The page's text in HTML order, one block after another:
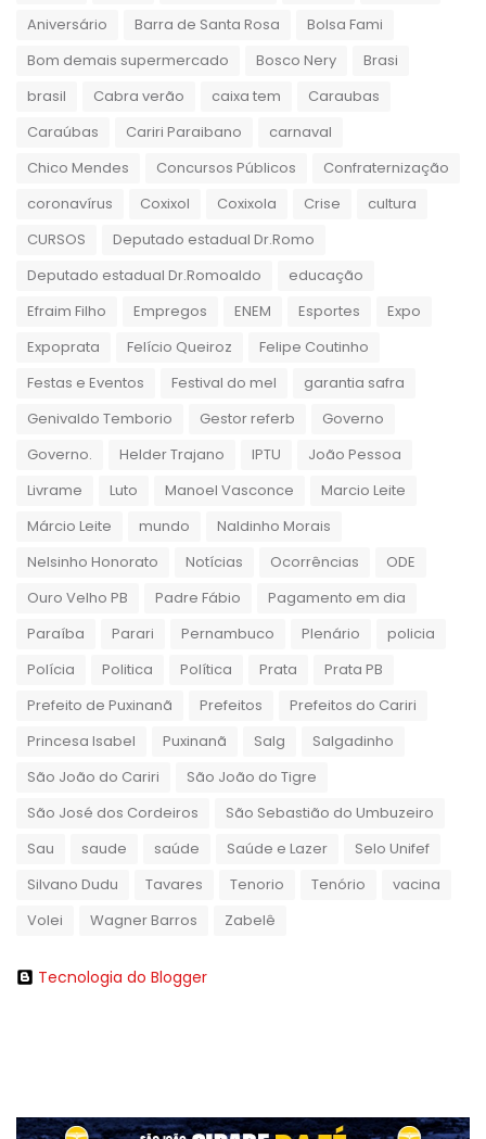
Aniversário
Barra de Santa Rosa
Bolsa Fami
Bom demais supermercado
Bosco Nery
Brasi
brasil
Cabra verão caixa tem
Caraubas
Caraúbas
Cariri Paraibano
carnaval
Chico Mendes
Concursos Públicos
Confraternização
coronavírus
Coxixol Coxixola Crise
cultura
CURSOS
Deputado estadual Dr.Romo
Deputado estadual Dr.Romoaldo
educação
Efraim Filho
Empregos ENEM Esportes
Expo
Expoprata
Felício Queiroz
Felipe Coutinho
Festas e Eventos
Festival do mel
garantia safra
Genivaldo Temborio
Gestor referb
Governo
Governo.
Helder Trajano IPTU
João Pessoa
Livrame
Luto Manoel Vasconce
Marcio Leite
Márcio Leite
mundo
Naldinho Morais
Nelsinho Honorato
Notícias Ocorrências
ODE
Ouro Velho PB
Padre Fábio
Pagamento em dia
Paraíba
Parari Pernambuco Plenário
policia
Polícia
Politica Política Prata
Prata PB
Prefeito de Puxinanã
Prefeitos
Prefeitos do Cariri
Princesa Isabel
Puxinanã Salg
Salgadinho
São João do Cariri
São João do Tigre
São José dos Cordeiros
São Sebastião do Umbuzeiro
Sau
saude saúde Saúde e Lazer
Selo Unifef
Silvano Dudu
Tavares Tenorio Tenório
vacina
Volei
Wagner Barros Zabelê
Tecnologia do Blogger